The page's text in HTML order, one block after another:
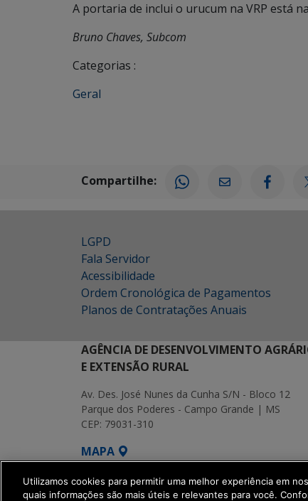
A portaria de inclui o urucum na VRP está
Bruno Chaves, Subcom
Categorias :
Geral
Compartilhe:
LGPD
Fala Servidor
Acessibilidade
Ordem Cronológica de Pagamentos
Planos de Contratações Anuais
AGÊNCIA DE DESENVOLVIMENTO
E EXTENSÃO RURAL
Av. Des. José Nunes da Cunha S/N - Bloco 12
Parque dos Poderes - Campo Grande | MS
CEP: 79031-310
MAPA
SETDIG | Secretaria-Executiva de
Utilizamos cookies para permitir uma melhor experiência em
quais informações são mais úteis e relevantes para você.